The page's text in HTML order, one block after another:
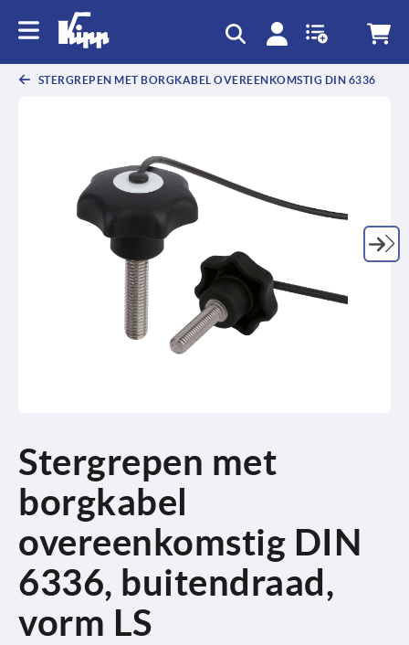
STERGREPEN MET BORGKABEL OVEREENKOMSTIG DIN 6336
Stergrepen met
borgkabel
overeenkomstig DIN
6336, buitendraad,
vorm LS